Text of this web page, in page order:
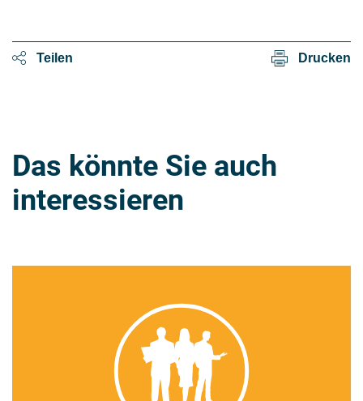
Teilen Drucken
Das könnte Sie auch
interessieren